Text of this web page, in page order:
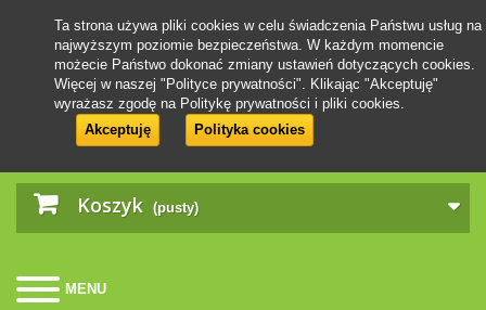
Koszyk (pusty)
MENU
Ta strona używa pliki cookies w celu świadczenia Państwu usług na
najwyższym poziomie bezpieczeństwa. W każdym momencie
możecie Państwo dokonać zmiany ustawień dotyczących cookies.
Więcej w naszej "Polityce prywatności". Klikając "Akceptuję"
wyrażasz zgodę na Politykę prywatności i pliki cookies.
Akceptuję
Polityka cookies